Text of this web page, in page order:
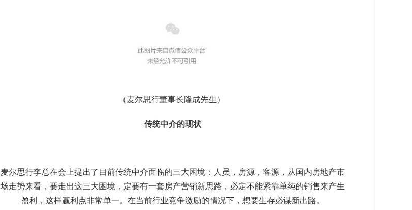
（麦尔思行董事长隆成先生）
传统中介的现状
麦尔思行李总在会上提出了目前传统中介面临的三大困境：人员，房源，客源，从国内房地产市
场走势来看，要走出这三大困境，定要有一套房产营销新思路，必定不能紧靠单纯的销售来产生
盈利，这样赢利点非常单一。在当前行业竞争激励的情况下，想要生存必谋新出路。